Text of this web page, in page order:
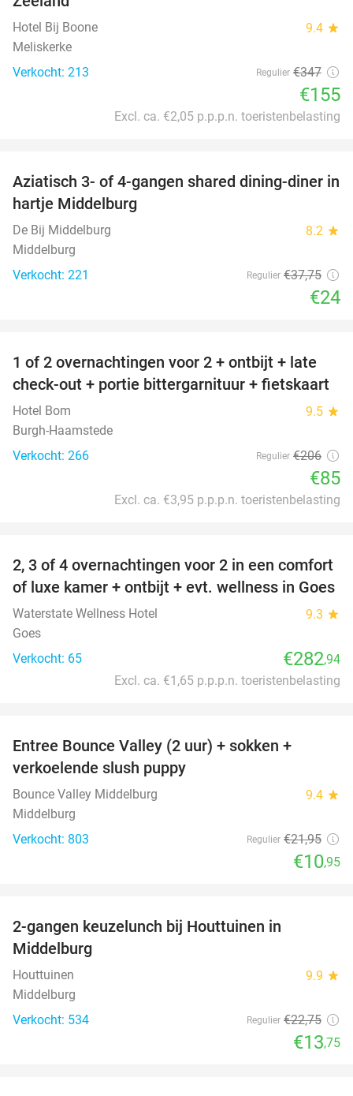
Hotel Bij Boone 9.4 star
Meliskerke
Verkocht: 213
Regulier €347
€155
Excl. ca. €2,05 p.p.p.n. toeristenbelasting
36%
Aziatisch 3- of 4-gangen shared dining-diner in
hartje Middelburg
De Bij Middelburg 8.2 star
Middelburg
Verkocht: 221
Regulier €37,75
€24
59%
1 of 2 overnachtingen voor 2 + ontbijt + late
check-out + portie bittergarnituur + fietskaart
Hotel Bom 9.5 star
Burgh-Haamstede
Verkocht: 266
Regulier €206
€85
Excl. ca. €3,95 p.p.p.n. toeristenbelasting
2, 3 of 4 overnachtingen voor 2 in een comfort
of luxe kamer + ontbijt + evt. wellness in Goes
Waterstate Wellness Hotel 9.3 star
Goes
Verkocht: 65
€282,94
Excl. ca. €1,65 p.p.p.n. toeristenbelasting
Entree Bounce Valley (2 uur) + sokken +
verkoelende slush puppy
Bounce Valley Middelburg 9.4 star
Middelburg
Verkocht: 803
Regulier €21,95
€10,95
2-gangen keuzelunch bij Houttuinen in
Middelburg
Houttuinen 9.9 star
Middelburg
Verkocht: 534
Regulier €22,75
€13,75